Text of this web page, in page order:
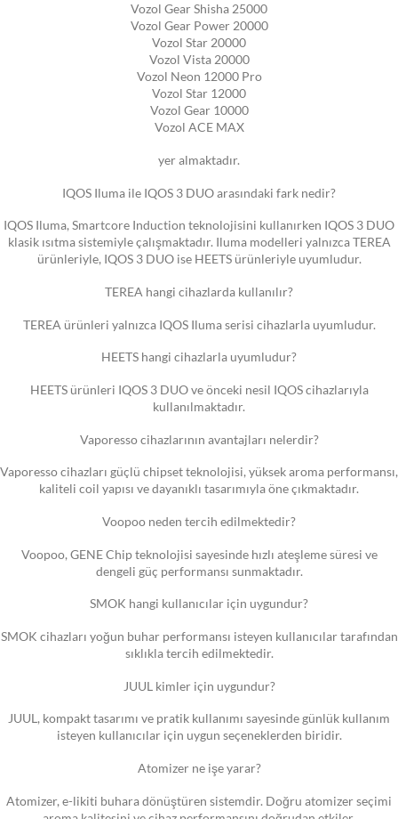
Vozol Gear Shisha 25000
Vozol Gear Power 20000
Vozol Star 20000
Vozol Vista 20000
Vozol Neon 12000 Pro
Vozol Star 12000
Vozol Gear 10000
Vozol ACE MAX
yer almaktadır.
IQOS Iluma ile IQOS 3 DUO arasındaki fark nedir?
IQOS Iluma, Smartcore Induction teknolojisini kullanırken IQOS 3 DUO
klasik ısıtma sistemiyle çalışmaktadır. Iluma modelleri yalnızca TEREA
ürünleriyle, IQOS 3 DUO ise HEETS ürünleriyle uyumludur.
TEREA hangi cihazlarda kullanılır?
TEREA ürünleri yalnızca IQOS Iluma serisi cihazlarla uyumludur.
HEETS hangi cihazlarla uyumludur?
HEETS ürünleri IQOS 3 DUO ve önceki nesil IQOS cihazlarıyla
kullanılmaktadır.
Vaporesso cihazlarının avantajları nelerdir?
Vaporesso cihazları güçlü chipset teknolojisi, yüksek aroma performansı,
kaliteli coil yapısı ve dayanıklı tasarımıyla öne çıkmaktadır.
Voopoo neden tercih edilmektedir?
Voopoo, GENE Chip teknolojisi sayesinde hızlı ateşleme süresi ve
dengeli güç performansı sunmaktadır.
SMOK hangi kullanıcılar için uygundur?
SMOK cihazları yoğun buhar performansı isteyen kullanıcılar tarafından
sıklıkla tercih edilmektedir.
JUUL kimler için uygundur?
JUUL, kompakt tasarımı ve pratik kullanımı sayesinde günlük kullanım
isteyen kullanıcılar için uygun seçeneklerden biridir.
Atomizer ne işe yarar?
Atomizer, e-likiti buhara dönüştüren sistemdir. Doğru atomizer seçimi